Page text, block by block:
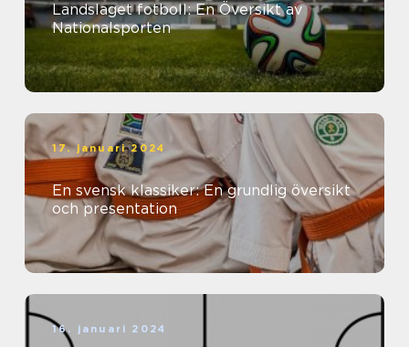
Landslaget fotboll: En Översikt av
Nationalsporten
17. januari 2024
En svensk klassiker: En grundlig översikt
och presentation
16. januari 2024